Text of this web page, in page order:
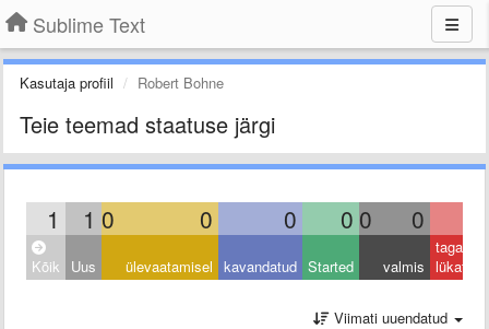
Sublime Text
Kasutaja profiil Robert Bohne
Teie teemad staatuse järgi
1 1 0 0 0 0 0 0
Kõik Uus ülevaatamisel kavandatud Started valmis
tagasi
lükatud
Viimati uuendatud